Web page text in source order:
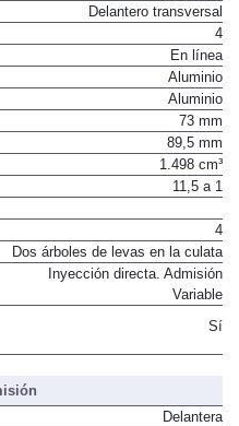
Delantero transversal
4
En línea
Aluminio
Aluminio
73 mm
89,5 mm
1.498 cm³
11,5 a 1
4
Dos árboles de levas en la culata
Inyección directa. Admisión
Variable
Sí
Delantera